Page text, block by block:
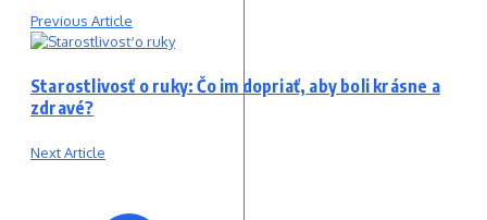
Previous Article
Starostlivosť o ruky: Čo im dopriať, aby boli krásne a
zdravé?
Next Article